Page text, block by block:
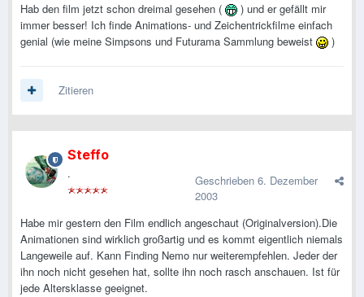
Hab den film jetzt schon dreimal gesehen (
) und er gefällt mir
immer besser! Ich finde Animations- und Zeichentrickfilme einfach
genial (wie meine Simpsons und Futurama Sammlung beweist
)
Zitieren
Steffo
. Geschrieben 6. Dezember
2003
Habe mir gestern den Film endlich angeschaut (Originalversion).Die
Animationen sind wirklich großartig und es kommt eigentlich niemals
Langeweile auf. Kann Finding Nemo nur weiterempfehlen. Jeder der
ihn noch nicht gesehen hat, sollte ihn noch rasch anschauen. Ist für
jede Altersklasse geeignet.